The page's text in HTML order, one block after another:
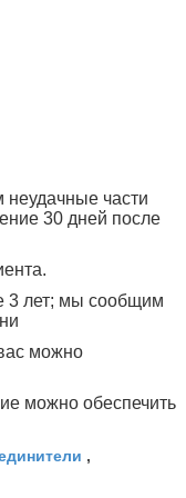
неудачные части
30 дней после
3 лет; мы сообщим
можно
можно обеспечить
,